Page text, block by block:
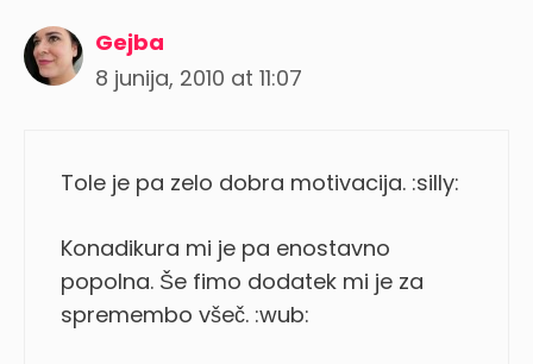
Gejba
8 junija, 2010 at 11:07
Tole je pa zelo dobra motivacija. :silly:
Konadikura mi je pa enostavno
popolna. Še fimo dodatek mi je za
spremembo všeč. :wub: